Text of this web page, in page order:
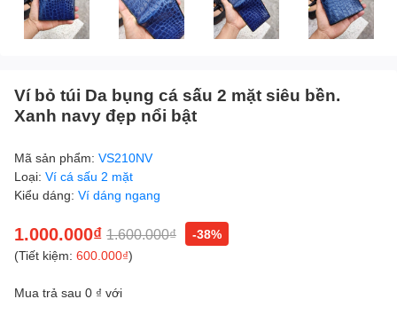
Ví bỏ túi Da bụng cá sấu 2 mặt siêu bền.
Xanh navy đẹp nổi bật
Mã sản phẩm: VS210NV
Loại: Ví cá sấu 2 mặt
Kiểu dáng: Ví dáng ngang
1.000.000₫ 1.600.000₫
-38%
(Tiết kiệm: 600.000₫)
Mua trả sau 0 ₫ với